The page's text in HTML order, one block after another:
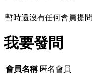
暫時還沒有任何會員提問
我要發問
會員名稱 匿名會員